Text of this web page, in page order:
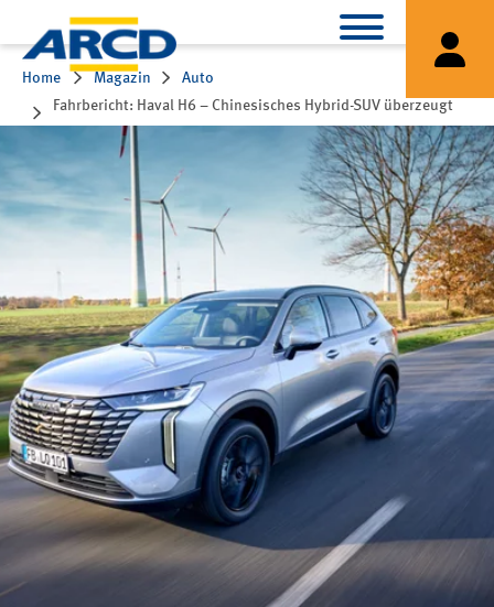
Home Magazin
Auto
Fahrbericht: Haval H6 – Chinesisches Hybrid-SUV überzeugt
mit Platz und Komfort